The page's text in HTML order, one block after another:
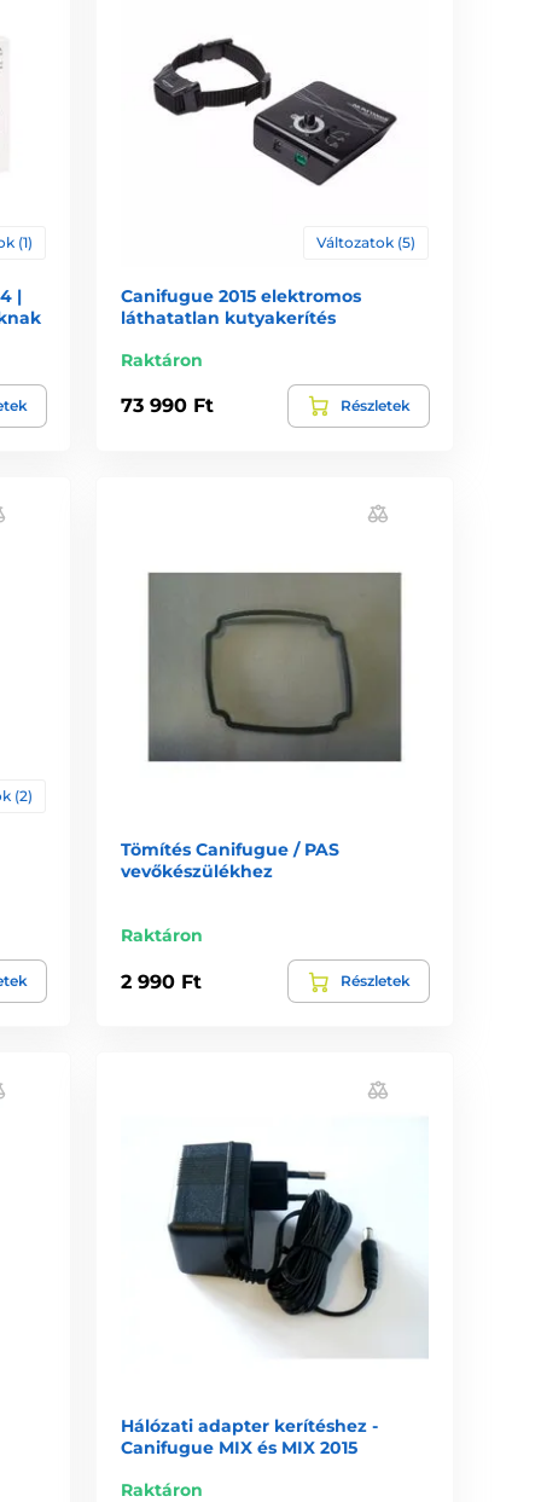
(1)
|
Változatok (5)
Canifugue 2015 elektromos
láthatatlan kutyakerítés
Raktáron
73 990 Ft Részletek
(2)
Tömítés Canifugue / PAS
vevőkészülékhez
Raktáron
2 990 Ft Részletek
Hálózati adapter kerítéshez -
Canifugue MIX és MIX 2015
Raktáron